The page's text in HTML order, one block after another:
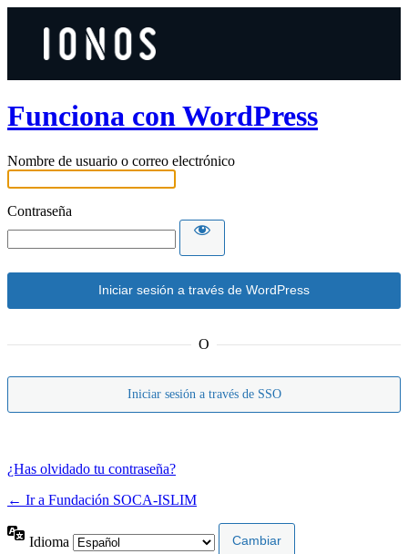
Funciona con WordPress
Nombre de usuario o correo electrónico
Contraseña
O
Iniciar sesión a través de SSO
¿Has olvidado tu contraseña?
← Ir a Fundación SOCA-ISLIM
Idioma